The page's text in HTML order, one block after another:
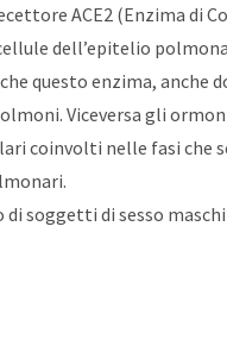
ACE2 (Enzima di
dell’epitelio
questo enzima, anche
Viceversa gli
coinvolti nelle fasi che
soggetti di sesso